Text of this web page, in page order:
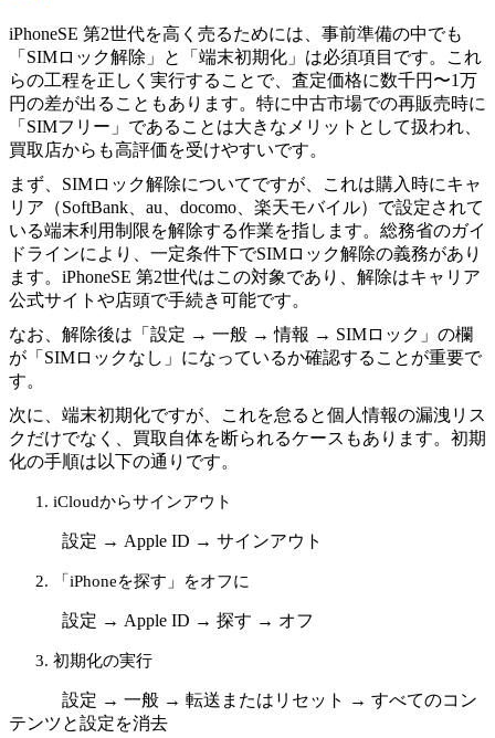
iPhoneSE 第2世代を高く売るためには、事前準備の中でも
「SIMロック解除」と「端末初期化」は必須項目です。これ
らの工程を正しく実行することで、査定価格に数千円〜1万
円の差が出ることもあります。特に中古市場での再販売時に
「SIMフリー」であることは大きなメリットとして扱われ、
買取店からも高評価を受けやすいです。
まず、SIMロック解除についてですが、これは購入時にキャ
リア（SoftBank、au、docomo、楽天モバイル）で設定されて
いる端末利用制限を解除する作業を指します。総務省のガイ
ドラインにより、一定条件下でSIMロック解除の義務があり
ます。iPhoneSE 第2世代はこの対象であり、解除はキャリア
公式サイトや店頭で手続き可能です。
なお、解除後は「設定 → 一般 → 情報 → SIMロック」の欄
が「SIMロックなし」になっているか確認することが重要で
す。
次に、端末初期化ですが、これを怠ると個人情報の漏洩リス
クだけでなく、買取自体を断られるケースもあります。初期
化の手順は以下の通りです。
iCloudからサインアウト
設定 → Apple ID → サインアウト
「iPhoneを探す」をオフに
設定 → Apple ID → 探す → オフ
初期化の実行
設定 → 一般 → 転送またはリセット → すべてのコン
テンツと設定を消去